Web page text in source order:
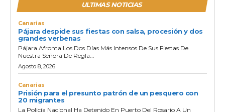
ULTIMAS NOTICIAS
Canarias
Pájara despide sus fiestas con salsa, procesión y dos
grandes verbenas
Pájara Afronta Los Dos Días Más Intensos De Sus Fiestas De
Nuestra Señora De Regla...
Agosto 8, 2026
Canarias
Prisión para el presunto patrón de un pesquero con
20 migrantes
La Policía Nacional Ha Detenido En Puerto Del Rosario A Un